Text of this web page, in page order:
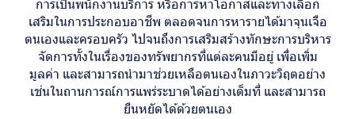
การเป็นพนักงานบริการ หรือการหาโอกาสและทางเลือก
เสริมในการประกอบอาชีพ ตลอดจนการหารายได้มาจุนเจือ
ตนเองและครอบครัว ไปจนถึงการเสริมสร้างทักษะการบริหาร
จัดการทั้งในเรื่องของทรัพยากรที่แต่ละคนมีอยู่ เพื่อเพิ่ม
มูลค่า และสามารถนำมาช่วยเหลือตนเองในภาวะวิฤตอย่าง
เช่นในถานการณ์การแพร่ระบาดได้อย่างเต็มที่ และสามารถ
ยืนหยัดได้ด้วยตนเอง